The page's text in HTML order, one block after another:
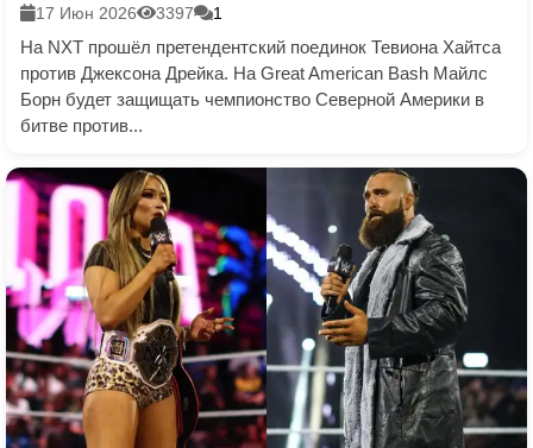
17 Июн 2026 3397 1
На NXT прошёл претендентский поединок Тевиона Хайтса
против Джексона Дрейка. На Great American Bash Майлс
Борн будет защищать чемпионство Северной Америки в
битве против...